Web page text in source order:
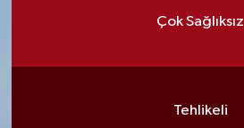
Çok Sağlıksız
Tehlikeli